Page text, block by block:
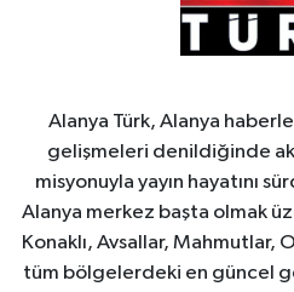
Alanya Türk, Alanya
gelişmeleri denildiğinde
misyonuyla yayın hayatını
Alanya merkez başta olmak
Konaklı, Avsallar, Mahmutlar,
tüm bölgelerdeki en güncel